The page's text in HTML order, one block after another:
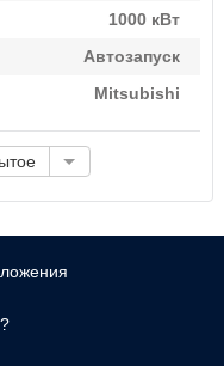
1000 кВт
Автозапуск
Mitsubishi